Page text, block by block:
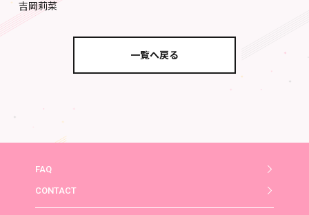
吉岡莉菜
一覧へ戻る
FAQ
CONTACT